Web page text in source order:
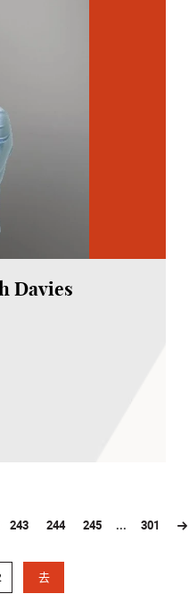
Davies
243 244 245 ... 301
去